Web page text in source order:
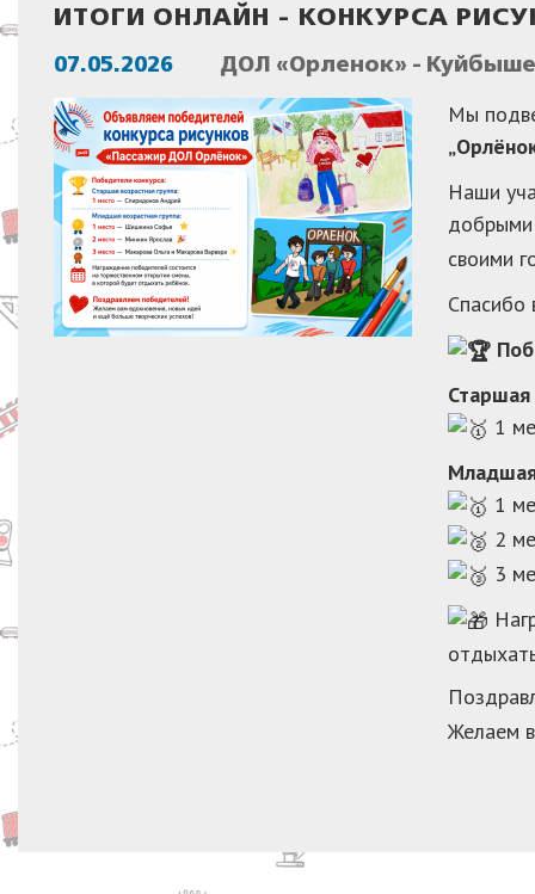
ИТОГИ ОНЛАЙН - КОНКУРСА
07.05.2026 ДОЛ «Орленок» -
Мы
Наши
своими
Спасибо
Старшая
1
Младшая
1
2
3
Желаем